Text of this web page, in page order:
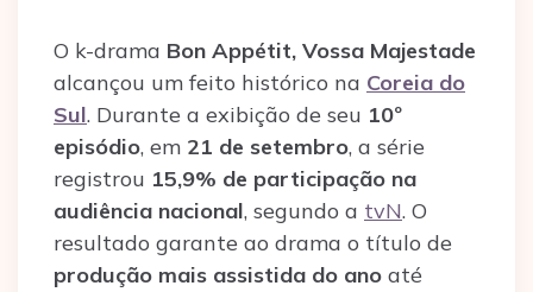
O k-drama Bon Appétit, Vossa Majestade
alcançou um feito histórico na Coreia do
Sul. Durante a exibição de seu 10º
episódio, em 21 de setembro, a série
registrou 15,9% de participação na
audiência nacional, segundo a tvN. O
resultado garante ao drama o título de
produção mais assistida do ano até